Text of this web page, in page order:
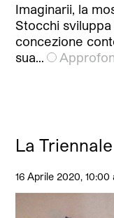
Imaginarii, la
Stocchi
concezione
sua…
La
16 Aprile 2020, 10:00